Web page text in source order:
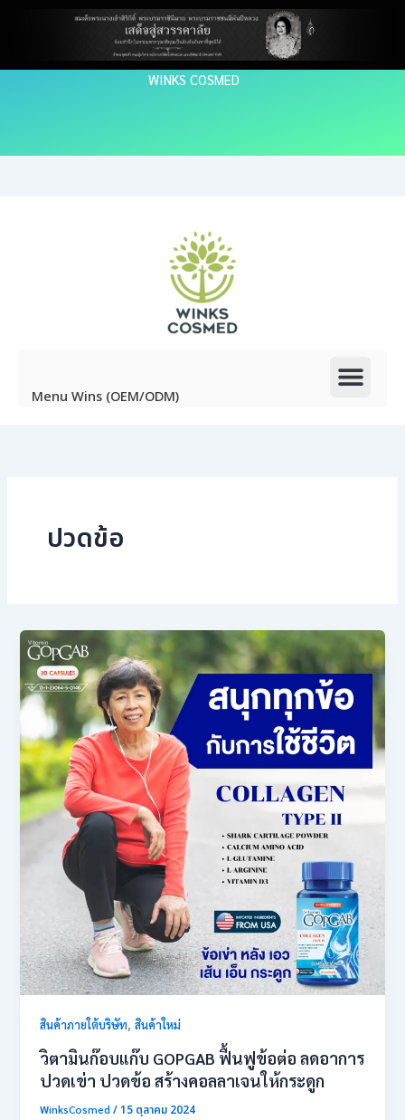
WINKS COSMED
Menu Wins (OEM/ODM)
ปวดข้อ
สินค้าภายใต้บริษัท,สินค้าใหม่
วิตามินก๊อบแก๊บ GOPGAB ฟื้นฟูข้อต่อ ลดอาการ
ปวดเข่า ปวดข้อ สร้างคอลลาเจนให้กระดูก
WinksCosmed/15 ตุลาคม 2024